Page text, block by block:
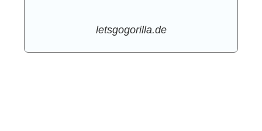
letsgogorilla.de